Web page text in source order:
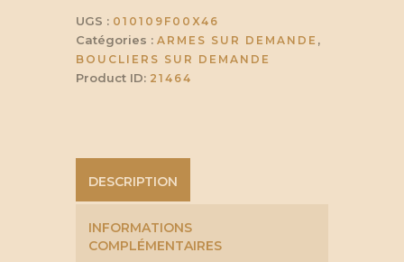
UGS : 010109F00X46
Catégories : ARMES SUR DEMANDE ,
BOUCLIERS SUR DEMANDE
Product ID: 21464
DESCRIPTION
INFORMATIONS
COMPLÉMENTAIRES